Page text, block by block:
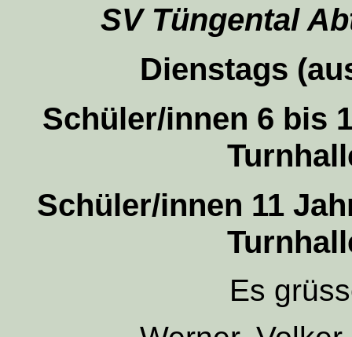
SV Tüngental
Dienstags
Schüler/innen 6 bis
Schüler/innen 11
Es